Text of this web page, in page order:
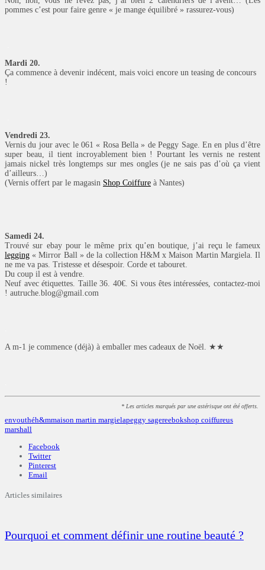
pommes c’est pour faire genre « je mange équilibré » rassurez-vous)
Mardi 20.
Ça commence à devenir indécent, mais voici encore un teasing de concours
!
Vendredi 23.
Vernis du jour avec le 061 « Rosa Bella » de Peggy Sage. En en plus d’être
super beau, il tient incroyablement bien ! Pourtant les vernis ne restent
jamais nickel très longtemps sur mes ongles (je ne sais pas d’où ça vient
d’ailleurs…)
(Vernis offert par le magasin Shop Coiffure à Nantes)
Samedi 24.
Trouvé sur ebay pour le même prix qu’en boutique, j’ai reçu le fameux
legging « Mirror Ball » de la collection H&M x Maison Martin Margiela. Il
ne me va pas. Tristesse et désespoir. Corde et tabouret.
Du coup il est à vendre.
Neuf avec étiquettes. Taille 36. 40€. Si vous êtes intéressées, contactez-moi
! autruche.blog@gmail.com
A m-1 je commence (déjà) à emballer mes cadeaux de Noël. ★★
* Les articles marqués par une astérisque ont été offerts.
envouthéh&mmaison martin margielapeggy sagereebokshop coiffureus
marshall
Facebook
Twitter
Pinterest
Email
Articles similaires
Pourquoi et comment définir une routine beauté ?